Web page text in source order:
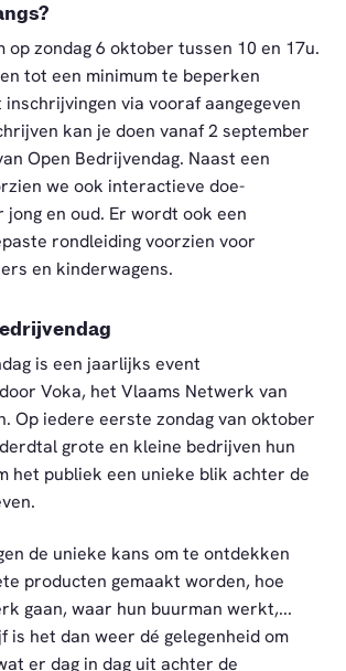
op zondag 6 oktober tussen 10 en 17u.
tot een minimum te beperken
via vooraf aangegeven
kan je doen vanaf 2 september
Open Bedrijvendag. Naast een
we ook interactieve doe-
jong en oud. Er wordt ook een
rondleiding voorzien voor
en kinderwagens.
is een jaarlijks event
Voka, het Vlaams Netwerk van
Op iedere eerste zondag van oktober
grote en kleine bedrijven hun
het publiek een unieke blik achter de
de unieke kans om te ontdekken
producten gemaakt worden, hoe
gaan, waar hun buurman werkt,...
is het dan weer dé gelegenheid om
er dag in dag uit achter de